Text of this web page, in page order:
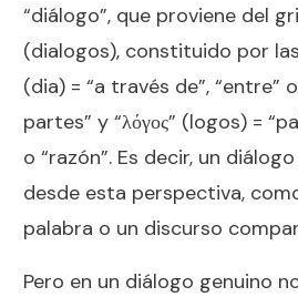
“diálogo”, que proviene del
(dialogos), constituido por las
(dia) = “a través de”, “entre”
partes” y “λόγος” (logos) =
o “razón”. Es decir, un
desde esta perspectiva,
palabra o un discurso
Pero en un diálogo genuino